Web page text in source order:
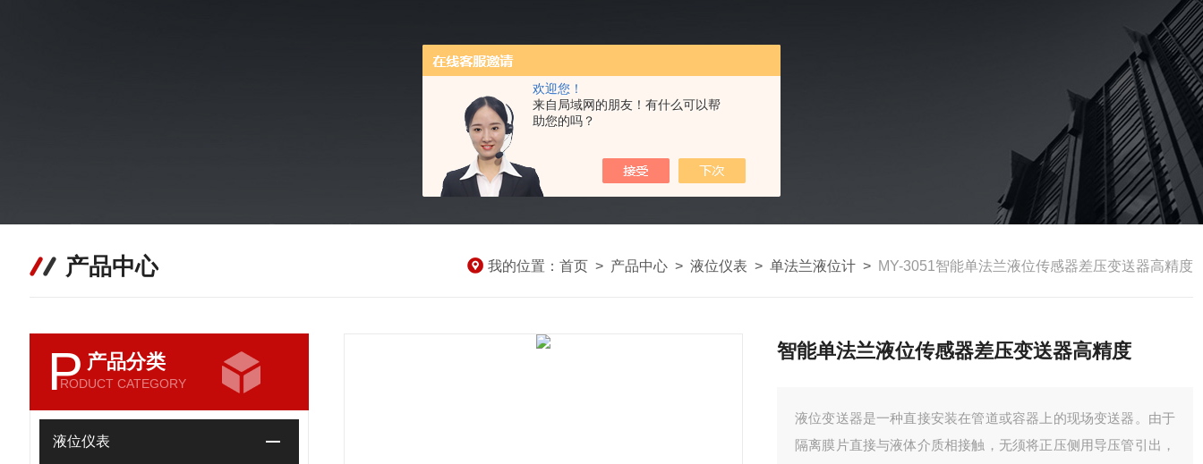
欢迎您！
来自局域网的朋友！有什么可以帮
助您的吗？
产品中心 我的位置： 首页 > 产品中心 > 液位仪表 > 单法兰液位计 > MY-3051智能单法兰液位传感器差压变送器高精度
P 产品分类
RODUCT CATEGORY
液位仪表
智能单法兰液位传感器差压变送器高精度
液位变送器是一种直接安装在管道或容器上的现场变送器。由于
隔离膜片直接与液体介质相接触，无须将正压侧用导压管引出，